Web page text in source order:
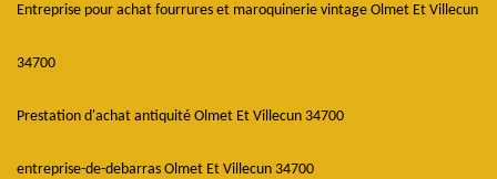
Entreprise pour achat fourrures et maroquinerie vintage Olmet Et Villecun
34700
Prestation d'achat antiquité Olmet Et Villecun 34700
entreprise-de-debarras Olmet Et Villecun 34700